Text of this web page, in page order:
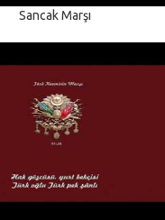
Sancak Marşı